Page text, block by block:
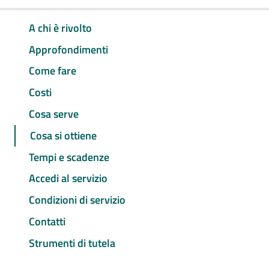
A chi è rivolto
Approfondimenti
Come fare
Costi
Cosa serve
Cosa si ottiene
Tempi e scadenze
Accedi al servizio
Condizioni di servizio
Contatti
Strumenti di tutela